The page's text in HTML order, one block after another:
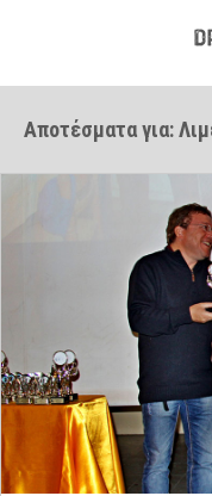
Αποτέσματα για: